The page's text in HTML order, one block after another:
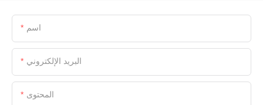
اسم
البريد الإلكتروني
المحتوى